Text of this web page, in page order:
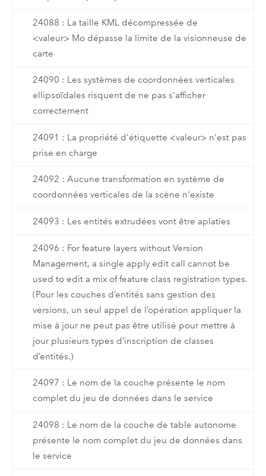
24088 : La taille KML décompressée de
<valeur> Mo dépasse la limite de la visionneuse de
carte
24090 : Les systèmes de coordonnées verticales
ellipsoïdales risquent de ne pas s'afficher
correctement
24091 : La propriété d'étiquette <valeur> n'est pas
prise en charge
24092 : Aucune transformation en système de
coordonnées verticales de la scène n'existe
24093 : Les entités extrudées vont être aplaties
24096 : For feature layers without Version
Management, a single apply edit call cannot be
used to edit a mix of feature class registration types.
(Pour les couches d’entités sans gestion des
versions, un seul appel de l’opération appliquer la
mise à jour ne peut pas être utilisé pour mettre à
jour plusieurs types d’inscription de classes
d’entités.)
24097 : Le nom de la couche présente le nom
complet du jeu de données dans le service
24098 : Le nom de la couche de table autonome
présente le nom complet du jeu de données dans
le service